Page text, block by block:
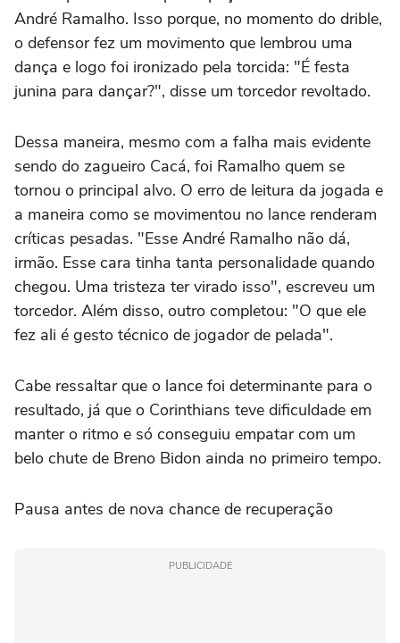
André Ramalho. Isso porque, no momento do drible,
o defensor fez um movimento que lembrou uma
dança e logo foi ironizado pela torcida: "É festa
junina para dançar?", disse um torcedor revoltado.
Dessa maneira, mesmo com a falha mais evidente
sendo do zagueiro Cacá, foi Ramalho quem se
tornou o principal alvo. O erro de leitura da jogada e
a maneira como se movimentou no lance renderam
críticas pesadas. "Esse André Ramalho não dá,
irmão. Esse cara tinha tanta personalidade quando
chegou. Uma tristeza ter virado isso", escreveu um
torcedor. Além disso, outro completou: "O que ele
fez ali é gesto técnico de jogador de pelada".
Cabe ressaltar que o lance foi determinante para o
resultado, já que o Corinthians teve dificuldade em
manter o ritmo e só conseguiu empatar com um
belo chute de Breno Bidon ainda no primeiro tempo.
Pausa antes de nova chance de recuperação
PUBLICIDADE